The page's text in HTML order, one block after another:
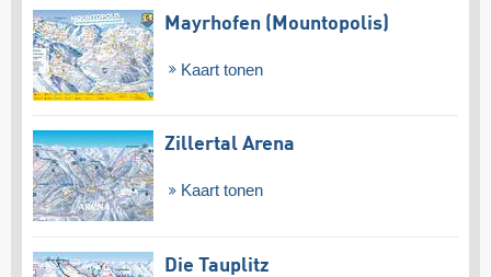
Mayrhofen (Mountopolis)
Kaart tonen
Zillertal Arena
Kaart tonen
Die Tauplitz